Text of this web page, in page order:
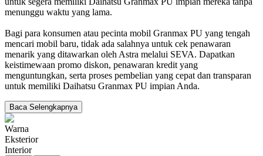
menunggu waktu yang lama.
Bagi para konsumen atau pecinta mobil Granmax PU yang tengah
mencari mobil baru, tidak ada salahnya untuk cek penawaran
menarik yang ditawarkan oleh Astra melalui SEVA. Dapatkan
keistimewaan promo diskon, penawaran kredit yang
menguntungkan, serta proses pembelian yang cepat dan transparan
untuk memiliki Daihatsu Granmax PU impian Anda.
Baca Selengkapnya
Warna
Eksterior
Interior